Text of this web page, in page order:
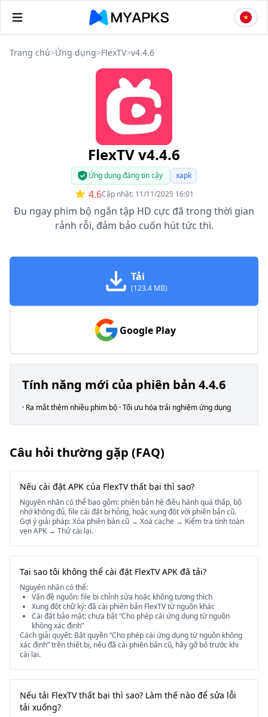
Trang chủ>Ứng dụng>FlexTV>v4.4.6
FlexTV v4.4.6
Ứng dụng đáng tin cậy xapk
4.6Cập nhật: 11/11/2025 16:01
Đu ngay phim bộ ngắn tập HD cực đã trong thời gian
rảnh rỗi, đảm bảo cuốn hút tức thì.
Tải
(123.4 MB)
Google Play
Tính năng mới của phiên bản 4.4.6
· Ra mắt thêm nhiều phim bộ · Tối ưu hóa trải nghiệm ứng dụng
Câu hỏi thường gặp (FAQ)
Nếu cài đặt APK của FlexTV thất bại thì sao?
Nguyên nhân có thể bao gồm: phiên bản hệ điều hành quá thấp, bộ
nhớ không đủ, file cài đặt bị hỏng, hoặc xung đột với phiên bản cũ.
Gợi ý giải pháp: Xóa phiên bản cũ → Xoá cache → Kiểm tra tính toàn
vẹn APK → Thử cài lại.
Tại sao tôi không thể cài đặt FlexTV APK đã tải?
Nguyên nhân có thể:
Vấn đề nguồn: file bị chỉnh sửa hoặc không tương thích
Xung đột chữ ký: đã cài phiên bản FlexTV từ nguồn khác
Cài đặt bảo mật: chưa bật “Cho phép cài ứng dụng từ nguồn
không xác định”
Cách giải quyết: Bật quyền “Cho phép cài ứng dụng từ nguồn không
xác định” trên thiết bị, nếu đã cài phiên bản cũ, hãy gỡ bỏ trước khi
cài lại.
Nếu tải FlexTV thất bại thì sao? Làm thế nào để sửa lỗi
tải xuống?